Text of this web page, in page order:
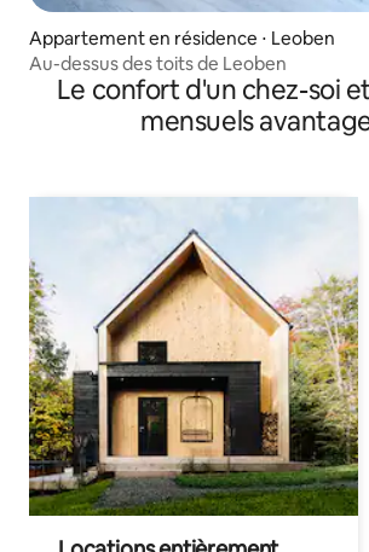
Appartement en résidence ⋅ Leoben
Au-dessus des toits de Leoben
Le confort d'un chez-soi
mensuels